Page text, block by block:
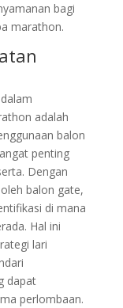
bagi
marathon.
adalah
balon
penting
Dengan
balon gate,
di mana
Hal ini
lari
dapat
perlombaan.